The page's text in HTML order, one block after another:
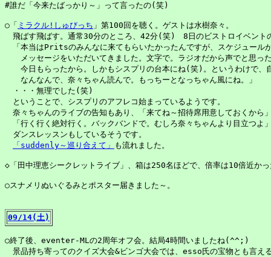
#誰だ「今来たばっかり～」って言ったの(笑)
○「 ミラクル!しゅびっち 」第100回を聴く。ゲストは水樹奈々。
飛ばす飛ばす。通常30分のところ、42分(笑)　8日のビストロイベント
「本当はPritsのみんなに来てもらいたかったんですが、スケジュール
メッセージをいただいてきました。文字で。ラジオだから声でと思っ
今日もらったから。しかもシスプリの台本にね(笑)。というわけで、
なんなんで、奈々ちゃん読んで。もっちーとなっちゃん風にね。」
・・・無理でした(笑)
ということで、シスプリのアフレコ始まっているようです。
奈々ちゃんのライブの告知もあり、「来てね～招待席用意しておくから
「行く行く絶対行く。バックバンドで。むしろ奈々ちゃんより目立つよ
ダンスレッスンもしているそうです。
「suddenly～巡り合えて」 も流れました。
◇「田中理恵シークレットライブ」、箱は250名ほどで、倍率は10倍近か
○スナメリぬいぐるみとポスター届きました～。
09/14(土)
○終了後、eventer-MLの2周年オフ会。結局4時間いましたね(^^;)
景品持ち寄ってのクイズ大会&ビンゴ大会では、esso氏の宝物とも言え